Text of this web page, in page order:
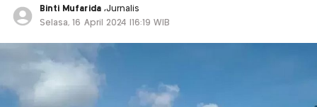
Binti Mufarida ,Jurnalis
Selasa, 16 April 2024 |16:19 WIB